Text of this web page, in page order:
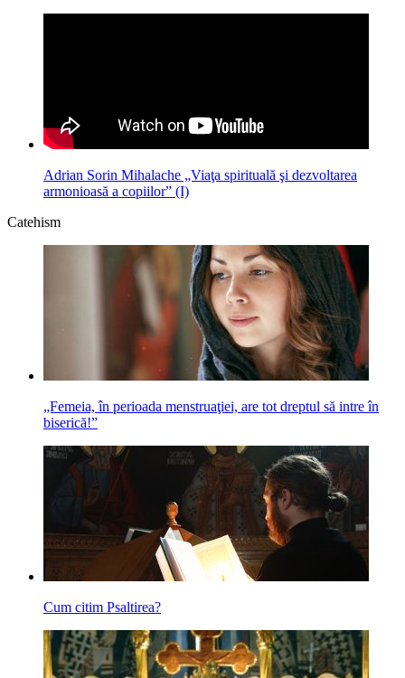
Adrian Sorin Mihalache „Viaţa spirituală şi dezvoltarea
armonioasă a copiilor” (I)
Catehism
„Femeia, în perioada menstruaţiei, are tot dreptul să intre în
biserică!”
Cum citim Psaltirea?